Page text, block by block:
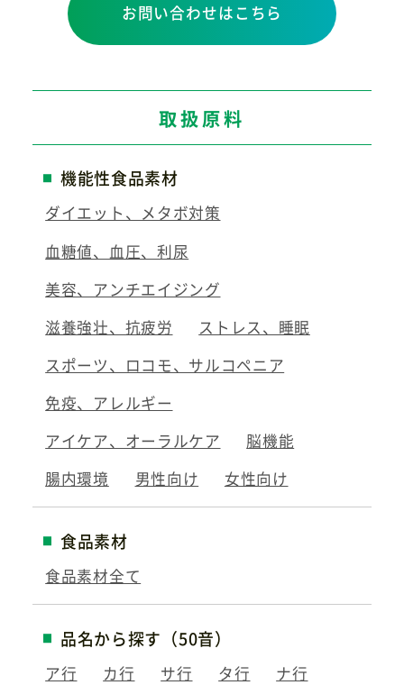
お問い合わせはこちら
取扱原料
機能性食品素材
ダイエット、メタボ対策
血糖値、血圧、利尿
美容、アンチエイジング
滋養強壮、抗疲労
ストレス、睡眠
スポーツ、ロコモ、サルコペニア
免疫、アレルギー
アイケア、オーラルケア
脳機能
腸内環境
男性向け 女性向け
食品素材
食品素材全て
品名から探す（50音）
ア行 カ行 サ行 タ行
ナ行